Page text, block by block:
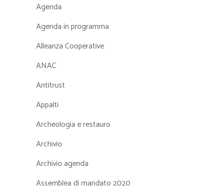
Agenda
Agenda in programma
Alleanza Cooperative
ANAC
Antitrust
Appalti
Archeologia e restauro
Archivio
Archivio agenda
Assemblea di mandato 2020